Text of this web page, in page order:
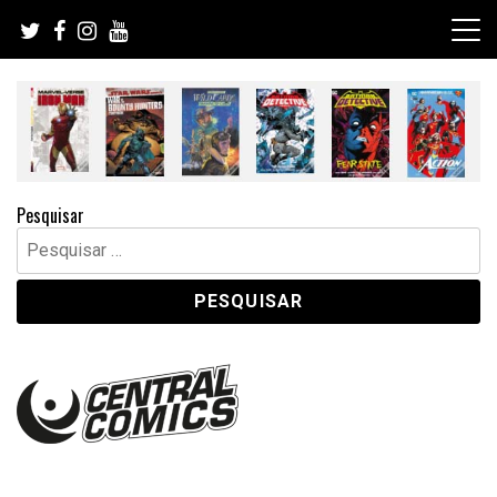
content
Pesquisar
Pesquisar
por: